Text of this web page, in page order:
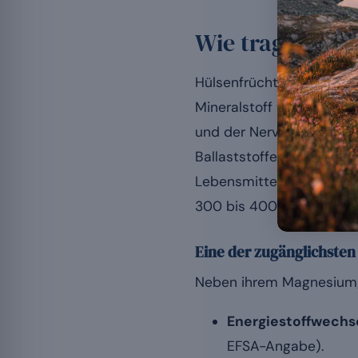
Wie tragen
Hülsenfrüchte spielen
Mineralstoff wirkt an
und der
Ballaststoffe und
Lebensmittelmatrix. Zur
300 bis 400 mg pro Tag
Eine der
Neben ihrem
EFSA-Angabe).